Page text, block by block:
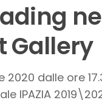
Gallery
dalle ore
IPAZIA